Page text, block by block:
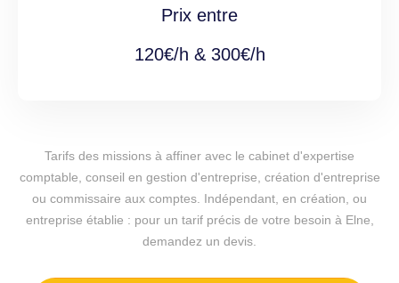
Prix entre
120€/h & 300€/h
Tarifs des missions à affiner avec le cabinet d'expertise
comptable, conseil en gestion d'entreprise, création d'entreprise
ou commissaire aux comptes. Indépendant, en création, ou
entreprise établie : pour un tarif précis de votre besoin à Elne,
demandez un devis.